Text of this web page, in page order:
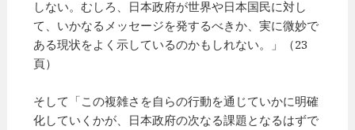
しない。むしろ、日本政府が世界や日本国民に対し
て、いかなるメッセージを発するべきか、実に微妙で
ある現状をよく示しているのかもしれない。」（23
頁）
そして「この複雑さを自らの行動を通じていかに明確
化していくかが、日本政府の次なる課題となるはずで